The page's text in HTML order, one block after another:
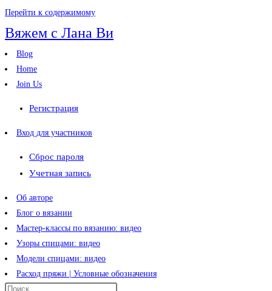
Перейти к содержимому
Вяжем с Лана Ви
Blog
Home
Join Us
Регистрация
Вход для участников
Сброс пароля
Учетная запись
Об авторе
Блог о вязании
Мастер-классы по вязанию: видео
Узоры спицами: видео
Модели спицами: видео
Расход пряжи | Условные обозначения